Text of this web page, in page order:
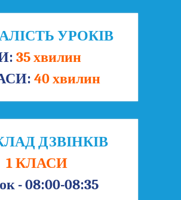
УРОКІВ
35 хвилин
40 хвилин
ДЗВІНКІВ
1 КЛАСИ
- 08:00-08:35